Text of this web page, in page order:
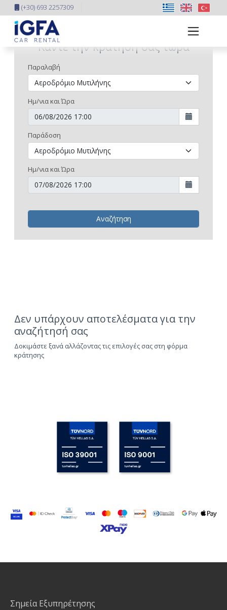
(+30) 693 2257309
Κάντε την κράτησή σας τώρα
Παραλαβή
Ημ/νια και Ώρα
Παράδοση
Ημ/νια και Ώρα
Αναζήτηση
Δεν υπάρχουν αποτελέσματα για την
αναζήτησή σας
Δοκιμάστε ξανά αλλάζοντας τις επιλογές σας στη φόρμα
κράτησης
Σημεία Εξυπηρέτησης